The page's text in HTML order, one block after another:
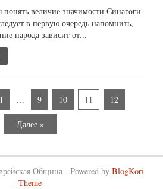
понять величие значимости Синагоги
в первую очередь напомнить,
народа зависит от...
1 … 9 10 11 12
Далее »
Община - Powered by BlogKori
Theme